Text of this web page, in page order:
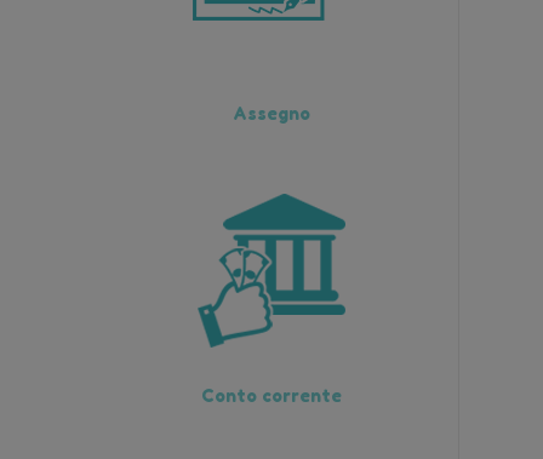
Assegno
Conto corrente